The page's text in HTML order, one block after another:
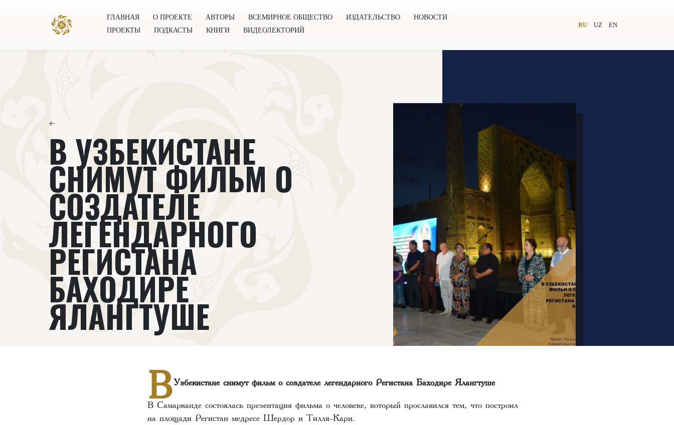
ГЛАВНАЯ О ПРОЕКТЕ АВТОРЫ ВСЕМИРНОЕ ОБЩЕСТВО ИЗДАТЕЛЬСТВО
НОВОСТИ
ПРОЕКТЫ
ПОДКАСТЫ КНИГИ ВИДЕОЛЕКТОРИЙ
RU UZ EN
←
В УЗБЕКИСТАНЕ
СНИМУТ ФИЛЬМ О
СОЗДАТЕЛЕ
ЛЕГЕНДАРНОГО
РЕГИСТАНА
БАХОДИРЕ
ЯЛАНГТУШЕ
ВУзбекистане снимут фильм о создателе легендарного Регистана Баходире Ялангтуше
В Самарканде состоялась презентация фильма о человеке, который прославился тем, что построил
на площади Регистан медресе Шердор и Тилля-Кари.